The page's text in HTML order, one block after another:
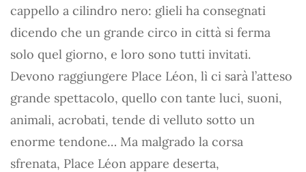
cappello a cilindro nero: glieli ha consegnati
dicendo che un grande circo in città si ferma
solo quel giorno, e loro sono tutti invitati.
Devono raggiungere Place Léon, lì ci sarà l’atteso
grande spettacolo, quello con tante luci, suoni,
animali, acrobati, tende di velluto sotto un
enorme tendone… Ma malgrado la corsa
sfrenata, Place Léon appare deserta,